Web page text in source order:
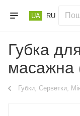
UA RU
Губка
масажна
Губки, Серветки,